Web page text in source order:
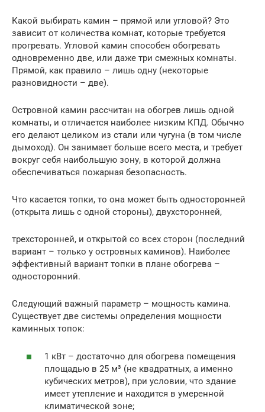
Какой выбирать камин – прямой или угловой? Это
зависит от количества комнат, которые требуется
прогревать. Угловой камин способен обогревать
одновременно две, или даже три смежных комнаты.
Прямой, как правило – лишь одну (некоторые
разновидности – две).
Островной камин рассчитан на обогрев лишь одной
комнаты, и отличается наиболее низким КПД. Обычно
его делают целиком из стали или чугуна (в том числе
дымоход). Он занимает больше всего места, и требует
вокруг себя наибольшую зону, в которой должна
обеспечиваться пожарная безопасность.
Что касается топки, то она может быть односторонней
(открыта лишь с одной стороны), двухсторонней,
трехсторонней, и открытой со всех сторон (последний
вариант – только у островных каминов). Наиболее
эффективный вариант топки в плане обогрева –
односторонний.
Следующий важный параметр – мощность камина.
Существует две системы определения мощности
каминных топок:
1 кВт – достаточно для обогрева помещения
площадью в 25 м³ (не квадратных, а именно
кубических метров), при условии, что здание
имеет утепление и находится в умеренной
климатической зоне;